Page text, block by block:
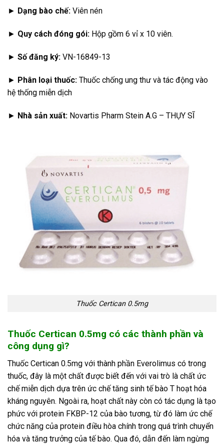
► Dạng bào chế: Viên nén
► Quy cách đóng gói: Hộp gồm 6 vỉ x 10 viên.
► Số đăng ký: VN-16849-13
► Phân loại thuốc: Thuốc chống ung thư và tác động vào
hệ thống miễn dịch
► Nhà sản xuất: Novartis Pharm Stein A.G – THỤY SĨ
Thuốc Certican 0.5mg
Thuốc Certican 0.5mg có các thành phần và
công dụng gì?
Thuốc Certican 0.5mg với thành phần Everolimus có trong
thuốc, đây là một chất được biết đến với vai trò là chất ức
chế miễn dịch dựa trên ức chế tăng sinh tế bào T hoạt hóa
kháng nguyên. Ngoài ra, hoạt chất này còn có tác dụng là tạo
phức với protein FKBP-12 của bào tương, từ đó làm ức chế
chức năng của protein điều hòa chính trong quá trình chuyển
hóa và tăng trưởng của tế bào. Qua đó, dẫn đến làm ngừng